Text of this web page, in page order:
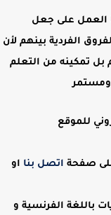
العمل على جعل
الفردية بينهم لأن
تمكينه من التعلم
ومستمر
للموقع
صفحة اتصل بنا او
باللغة الفرنسية و